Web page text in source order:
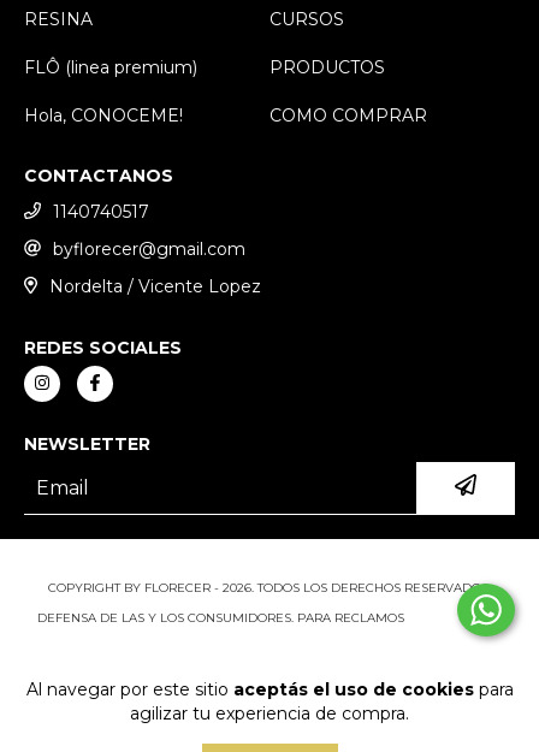
Al navegar por este sitio aceptás el uso de cookiespara
agilizar tu experiencia de compra.
RESINA CURSOS
FLÔ (linea premium) PRODUCTOS
Hola, CONOCEME! COMO COMPRAR
CONTACTANOS
1140740517
byflorecer@gmail.com
Nordelta / Vicente Lopez
REDES SOCIALES
NEWSLETTER
COPYRIGHT BY FLORECER - 2026. TODOS LOS DERECHOS RESERVADOS.
DEFENSA DE LAS Y LOS CONSUMIDORES. PARA RECLAMOS
INGRESÁ ACÁ.